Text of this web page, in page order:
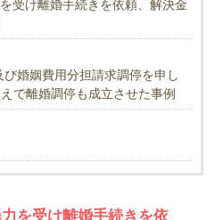
受け離婚手続きを依頼、解決金
婚姻費用分担請求調停を申し
で離婚調停も成立させた事例
を受け離婚手続きを依